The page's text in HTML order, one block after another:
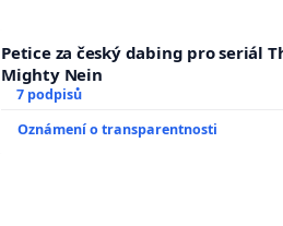
Petice za český dabing pro seriál
Mighty Nein
7 podpisů
Oznámení o transparentnosti